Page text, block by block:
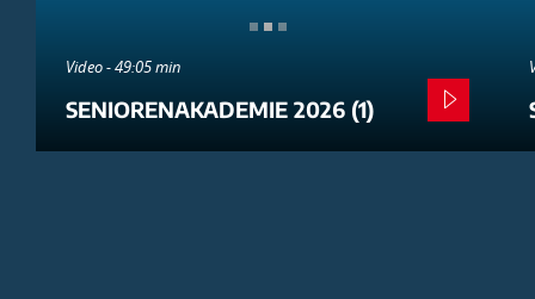
Video - 49:05 min
SENIORENAKADEMIE 2026 (1)